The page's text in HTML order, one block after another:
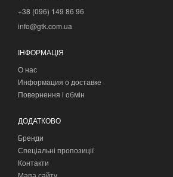
+38 (096) 149 86 96
info@gtk.com.ua
ІНФОРМАЦІЯ
О нас
Информация о доставке
Повернення і обмін
ДОДАТКОВО
Бренди
Спеціальні пропозиції
Контакти